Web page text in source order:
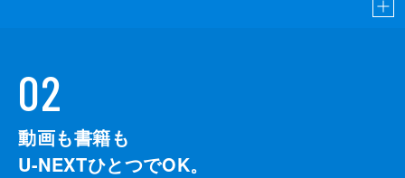
02
動画も書籍も
U-NEXTひとつでOK。